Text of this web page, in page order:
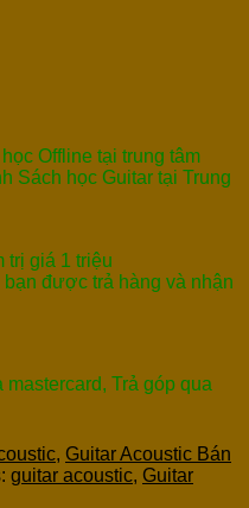
Offline tại trung tâm
Sách học Guitar tại Trung
trị giá 1 triệu
được trả hàng và nhận
Trả góp qua
, Guitar Acoustic Bán
guitar acoustic, Guitar